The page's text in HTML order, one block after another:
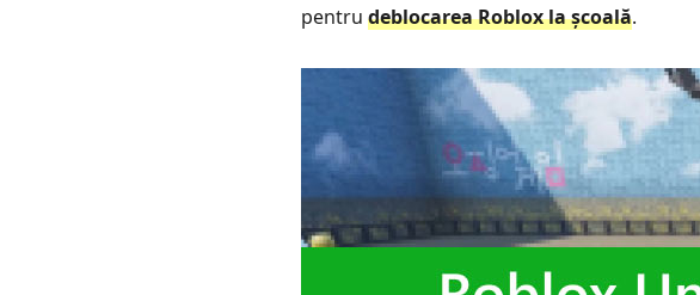
pentru deblocarea Roblox la școală.